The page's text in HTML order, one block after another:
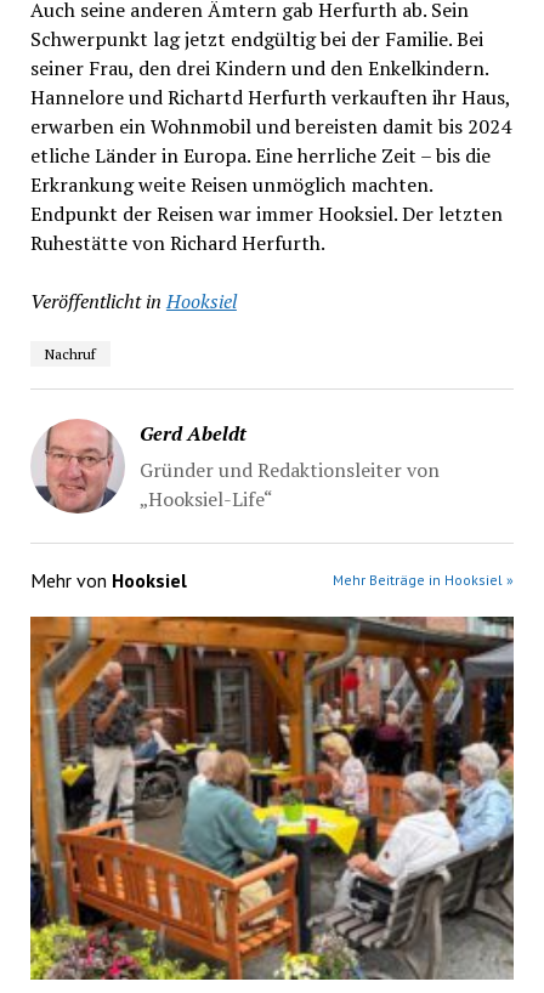
Auch seine anderen Ämtern gab Herfurth ab. Sein
Schwerpunkt lag jetzt endgültig bei der Familie. Bei
seiner Frau, den drei Kindern und den Enkelkindern.
Hannelore und Richartd Herfurth verkauften ihr Haus,
erwarben ein Wohnmobil und bereisten damit bis 2024
etliche Länder in Europa. Eine herrliche Zeit – bis die
Erkrankung weite Reisen unmöglich machten.
Endpunkt der Reisen war immer Hooksiel. Der letzten
Ruhestätte von Richard Herfurth.
Veröffentlicht in Hooksiel
Nachruf
Gerd Abeldt
Gründer und Redaktionsleiter von
„Hooksiel-Life“
Mehr von Hooksiel Mehr Beiträge in Hooksiel »